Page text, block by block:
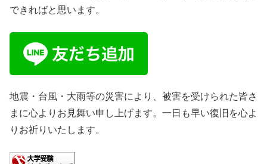
できればと思います。
地震・台風・大雨等の災害により、被害を受けられた皆さ
まに心よりお見舞い申し上げます。一日も早い復旧を心よ
りお祈りいたします。